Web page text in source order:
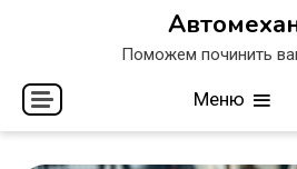
Поможем починить
Меню